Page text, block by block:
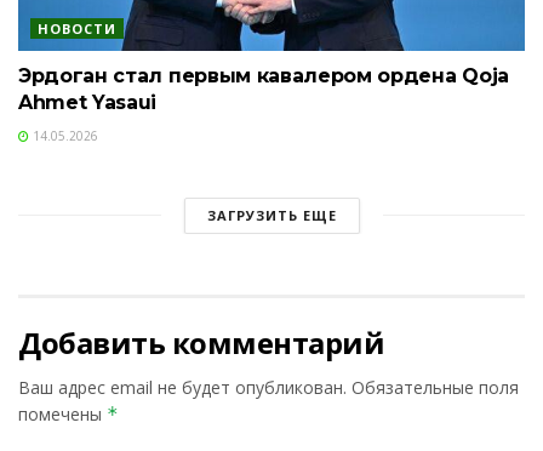
НОВОСТИ
Эрдоган стал первым кавалером ордена Qoja
Ahmet Yasaui
14.05.2026
ЗАГРУЗИТЬ ЕЩЕ
Добавить комментарий
Ваш адрес email не будет опубликован. Обязательные поля
помечены *